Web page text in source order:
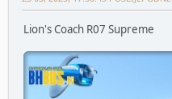
Lion's Coach R07 Supreme